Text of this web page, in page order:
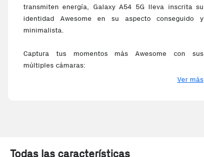
transmiten energía, Galaxy A54 5G lleva inscrita su
identidad Awesome en su aspecto conseguido y
minimalista.
Captura tus momentos más Awesome con sus
múltiples cámaras:
Dispone de una cámara para selfies de 32MP mientras
Ver más
Todas las características